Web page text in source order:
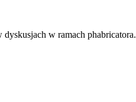
dyskusjach w ramach phabricatora.